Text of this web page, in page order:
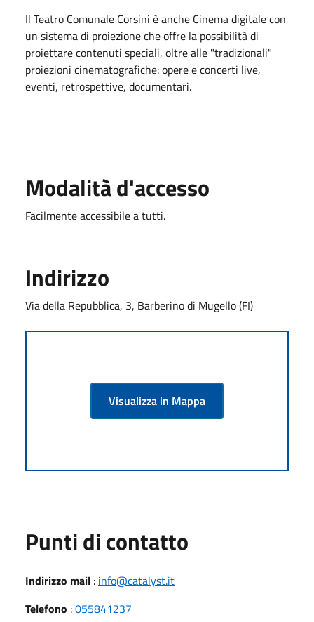
Il Teatro Comunale Corsini è anche Cinema digitale con
un sistema di proiezione che offre la possibilità di
proiettare contenuti speciali, oltre alle "tradizionali"
proiezioni cinematografiche: opere e concerti live,
eventi, retrospettive, documentari.
Modalità d'accesso
Facilmente accessibile a tutti.
Indirizzo
Via della Repubblica, 3, Barberino di Mugello (FI)
Visualizza in Mappa
Punti di contatto
Indirizzo mail : info@catalyst.it
Telefono :055841237